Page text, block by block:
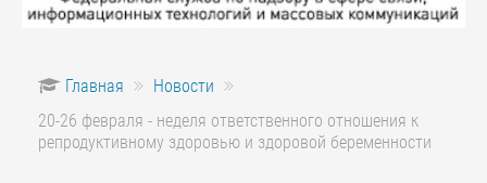
Главная
Новости
20-26 февраля - неделя ответственного отношения к
репродуктивному здоровью и здоровой беременности